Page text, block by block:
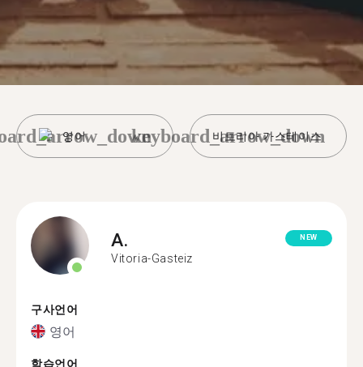
영어 비토리아 가스테이스
keyboard_arrow_down
A.
Vitoria-Gasteiz
NEW
구사언어
영어
학습언어